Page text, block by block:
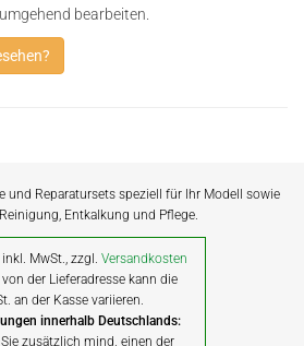
bearbeiten.
und Reparatursets speziell für Ihr Modell sowie
Entkalkung und Pflege.
inkl. MwSt., zzgl.Versandkosten
der Lieferadresse kann die
an der Kasse variieren.
innerhalb Deutschlands:
zusätzlich mind. einen der